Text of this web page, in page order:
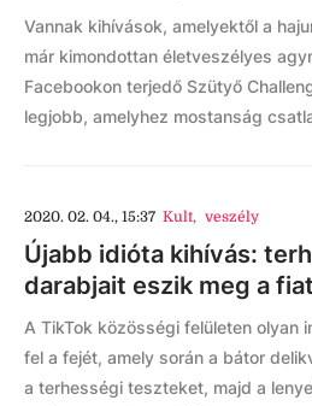
Vannak kihívások, amelyektől a
már kimondottan életveszélyes
Facebookon terjedő Szütyő
legjobb, amelyhez mostanság
2020. 02. 04., 15:37 Kult, veszély
Újabb idióta kihívás:
darabjait eszik meg a
A TikTok közösségi felületen olyan
fel a fejét, amely során a bátor
a terhességi teszteket, majd a